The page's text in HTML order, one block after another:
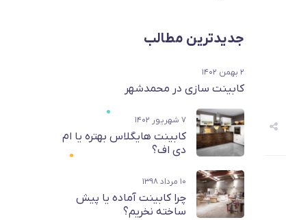
جدیدترین مطالب
۲ بهمن ۱۴۰۲
کابینت سازی در محمدشهر
۷ شهریور ۱۴۰۲
کابینت هایگلاس بهتره یا ام
دی اف؟
۱۰ مرداد ۱۳۹۸
چرا کابینت آماده یا پیش
ساخته نخریم؟